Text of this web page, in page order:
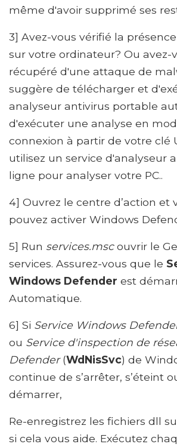
même d'avoir supprimé ses
3] Avez-vous vérifié la
sur votre ordinateur? Ou avez-
récupéré d'une attaque de
suggère de télécharger et
analyseur antivirus portable
d'exécuter une analyse en
connexion à partir de votre clé
utilisez un service d'analyseur
ligne pour analyser votre PC..
4] Ouvrez le centre d’action et
pouvez activer Windows
5] Run services.mscouvrir le
services. Assurez-vous que le
Windows Defender est
Automatique.
6] Si Service Windows
ou Service d'inspection de
Defender(WdNisSvc) de
continue de s’arrêter, s’éteint
démarrer,
Re-enregistrez les fichiers dll
si cela vous aide. Exécutez